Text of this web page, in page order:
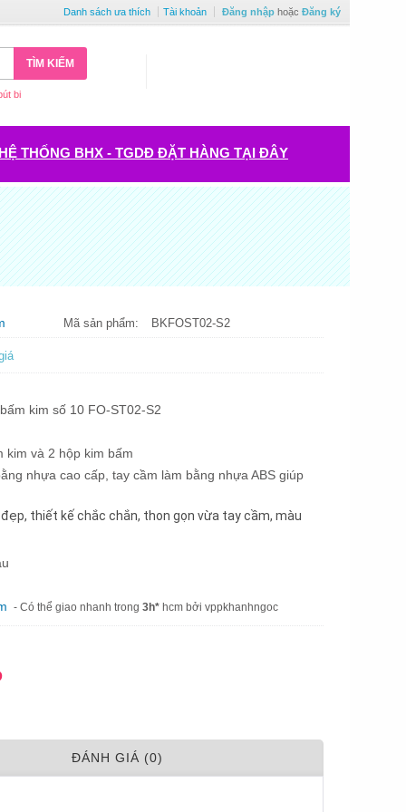
Danh sách ưa thích Tài khoản Đăng nhập hoặc Đăng ký
TÌM KIẾM
bi
THỐNG BHX - TGDĐ ĐẶT HÀNG TẠI ĐÂY
Mã sản phẩm: BKFOST02-S2
kim số 10 FO-ST02-S2
kim và 2 hộp kim bấm
nhựa cao cấp, tay cầm làm bằng nhựa ABS giúp
đẹp, thiết kế chắc chắn, thon gọn vừa tay cầm, màu
- Có thể giao nhanh trong 3h* hcm bởi vppkhanhngoc
ÐÁNH GIÁ (0)